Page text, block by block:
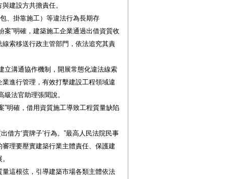
建設方共擔責任。
、掛靠施工）等違法行為長期存
案”明確，建築施工企業通過出借資質收
索移送行政主管部門，依法追究其責
立溝通協作機制，開展常態化違法線索
進行管理，有效打擊建設工程領域違
法官助理張聞說。
”明確，借用資質施工導致工程質量缺陷
借方‘賣牌子’行為。”最高人民法院民事
理要壓實建築行業主體責任、保護建
這根弦，引導建築市場各類主體依法